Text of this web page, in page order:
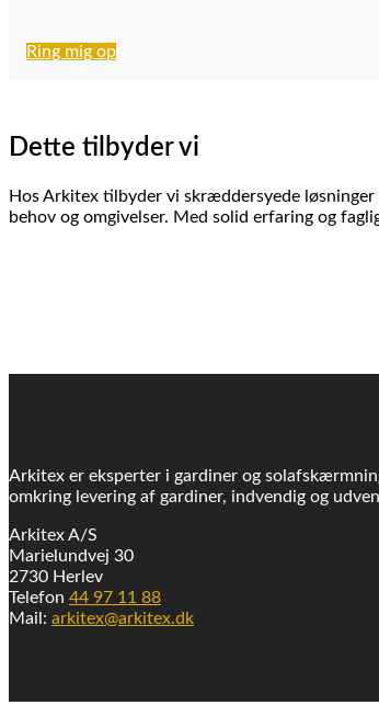
Ring mig op
Dette tilbyder vi
Hos Arkitex tilbyder vi skræddersyede
behov og omgivelser. Med solid erfaring og
Arkitex er eksperter i gardiner og
omkring levering af gardiner, indvendig og
Arkitex A/S
Marielundvej 30
2730 Herlev
Telefon 44 97 11 88
Mail: arkitex@arkitex.dk